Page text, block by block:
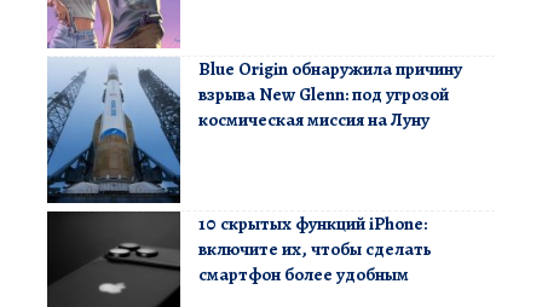
Blue Origin обнаружила причину
взрыва New Glenn: под угрозой
космическая миссия на Луну
10 скрытых функций iPhone:
включите их, чтобы сделать
смартфон более удобным